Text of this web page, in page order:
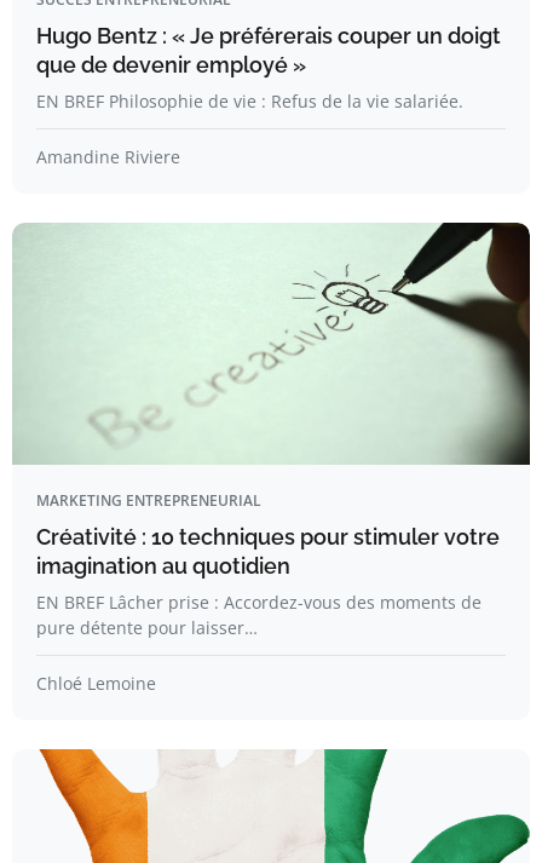
Hugo Bentz : « Je préférerais couper un doigt
que de devenir employé »
EN BREF Philosophie de vie : Refus de la vie salariée.
Amandine Riviere
MARKETING ENTREPRENEURIAL
Créativité : 10 techniques pour stimuler votre
imagination au quotidien
EN BREF Lâcher prise : Accordez-vous des moments de
pure détente pour laisser…
Chloé Lemoine